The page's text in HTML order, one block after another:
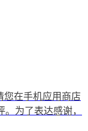
您在手机应用商店
为了表达感谢，